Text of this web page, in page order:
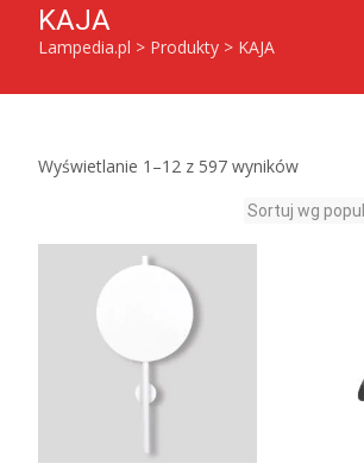
KAJA
Lampedia.pl > Produkty > KAJA
Wyświetlanie 1–12 z 597 wyników